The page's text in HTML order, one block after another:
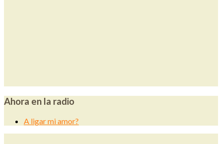
Ahora en la radio
A ligar mi amor?